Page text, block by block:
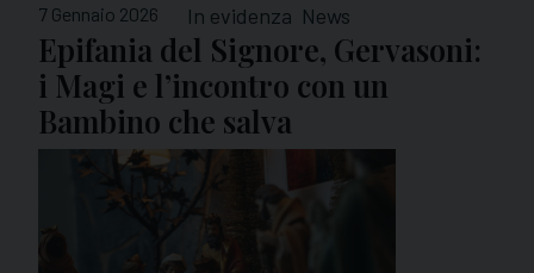
7 Gennaio 2026 In evidenza News
Epifania del Signore, Gervasoni:
i Magi e l’incontro con un
Bambino che salva